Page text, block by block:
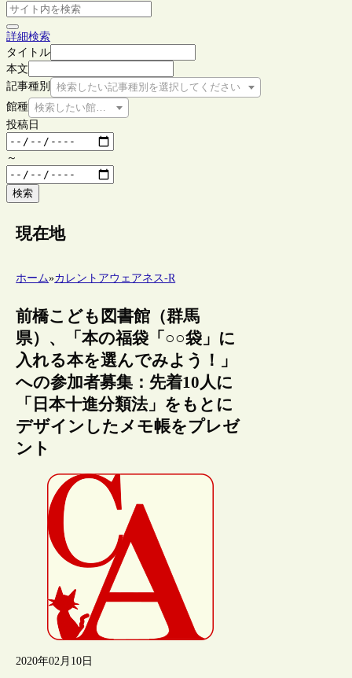
詳細検索
タイトル
本文
記事種別
検索したい記事種別を選択してください
館種 検索したい館種を選択してください
投稿日
～
検索
現在地
ホーム»カレントアウェアネス-R
前橋こども図書館（群馬
県）、「本の福袋「○○袋」に
入れる本を選んでみよう！」
への参加者募集：先着10人に
「日本十進分類法」をもとに
デザインしたメモ帳をプレゼ
ント
2020年02月10日